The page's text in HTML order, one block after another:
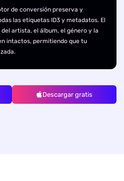
de conversión preserva y
las etiquetas ID3 y metadatos. El
artista, el álbum, el género y la
intactos, permitiendo que tu
Descargar gratis